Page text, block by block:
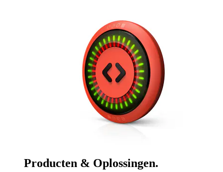
Producten & Oplossingen.